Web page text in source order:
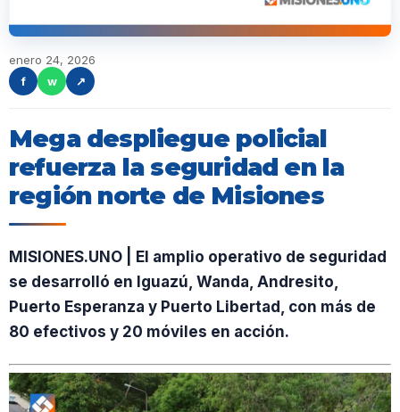
enero 24, 2026
f
w ↗
Mega despliegue policial
refuerza la seguridad en la
región norte de Misiones
MISIONES.UNO | El amplio operativo de seguridad
se desarrolló en Iguazú, Wanda, Andresito,
Puerto Esperanza y Puerto Libertad, con más de
80 efectivos y 20 móviles en acción.